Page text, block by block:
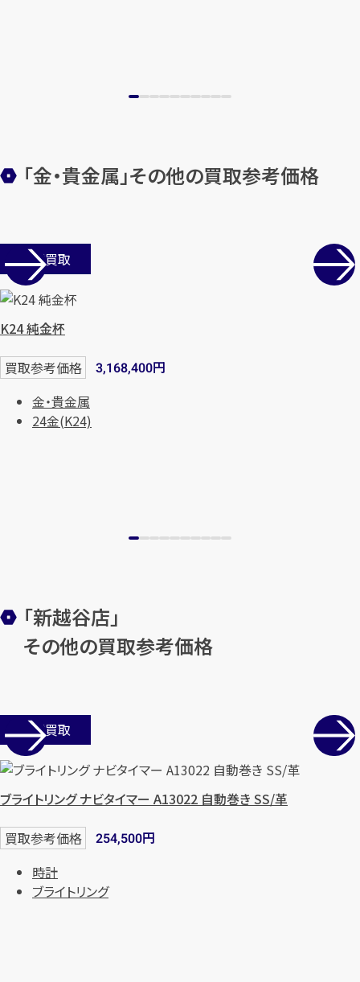
カンタン無料
します
「金・貴金属」その他の買取参考価格
店舗買取
K24 純金杯
買取参考価格 3,168,400円
金・貴金属
24金(K24)
「新越谷店」
その他の買取参考価格
店舗買取
ブライトリング ナビタイマー A13022 自動巻き SS/革
買取参考価格 254,500円
時計
ブライトリング